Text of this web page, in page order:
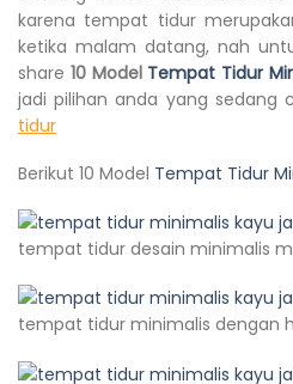
karena tempat tidur
ketika malam datang, nah
share 10 Model Tempat Tidur
jadi pilihan anda yang sedang
tidur
Berikut 10 Model Tempat Tidur
tempat tidur desain minimalis
tempat tidur minimalis dengan